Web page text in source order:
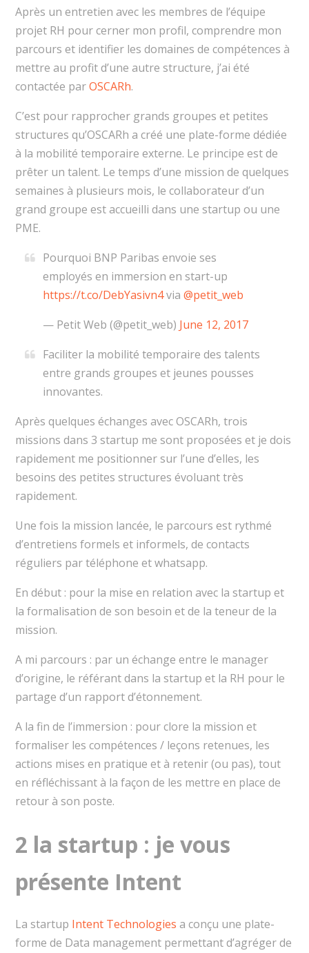
Après un entretien avec les membres de l’équipe
projet RH pour cerner mon profil, comprendre mon
parcours et identifier les domaines de compétences à
mettre au profit d’une autre structure, j’ai été
contactée parOSCARh.
C’est pour rapprocher grands groupes et petites
structures qu’OSCARh a créé une plate-forme dédiée
à la mobilité temporaire externe. Le principe est de
prêter un talent. Le temps d’une mission de quelques
semaines à plusieurs mois, le collaborateur d’un
grand groupe est accueilli dans une startup ou une
PME.
Pourquoi BNP Paribas envoie ses
employés en immersion en start-up
https://t.co/DebYasivn4via @petit_web
— Petit Web (@petit_web) June 12, 2017
Faciliter la mobilité temporaire des talents
entre grands groupes et jeunes pousses
innovantes.
Après quelques échanges avec OSCARh, trois
missions dans 3 startup me sont proposées et je dois
rapidement me positionner sur l’une d’elles, les
besoins des petites structures évoluant très
rapidement.
Une fois la mission lancée, le parcours est rythmé
d’entretiens formels et informels, de contacts
réguliers par téléphone et whatsapp.
En début : pour la mise en relation avec la startup et
la formalisation de son besoin et de la teneur de la
mission.
A mi parcours : par un échange entre le manager
d’origine, le référant dans la startup et la RH pour le
partage d’un rapport d’étonnement.
A la fin de l’immersion : pour clore la mission et
formaliser les compétences / leçons retenues, les
actions mises en pratique et à retenir (ou pas), tout
en réfléchissant à la façon de les mettre en place de
retour à son poste.
2 la startup : je vous
présente Intent
La startup Intent Technologies a conçu une plate-
forme de Data management permettant d’agréger de